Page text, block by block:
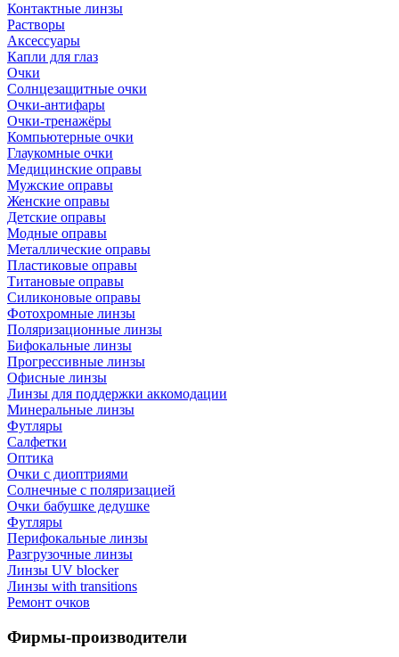
Контактные линзы
Растворы
Аксессуары
Капли для глаз
Очки
Солнцезащитные очки
Очки-антифары
Очки-тренажёры
Компьютерные очки
Глаукомные очки
Медицинские оправы
Мужские оправы
Женские оправы
Детские оправы
Модные оправы
Металлические оправы
Пластиковые оправы
Титановые оправы
Силиконовые оправы
Фотохромные линзы
Поляризационные линзы
Бифокальные линзы
Прогрессивные линзы
Офисные линзы
Линзы для поддержки аккомодации
Минеральные линзы
Футляры
Салфетки
Оптика
Очки с диоптриями
Солнечные с поляризацией
Очки бабушке дедушке
Футляры
Перифокальные линзы
Разгрузочные линзы
Линзы UV blocker
Линзы with transitions
Ремонт очков
Фирмы-производители